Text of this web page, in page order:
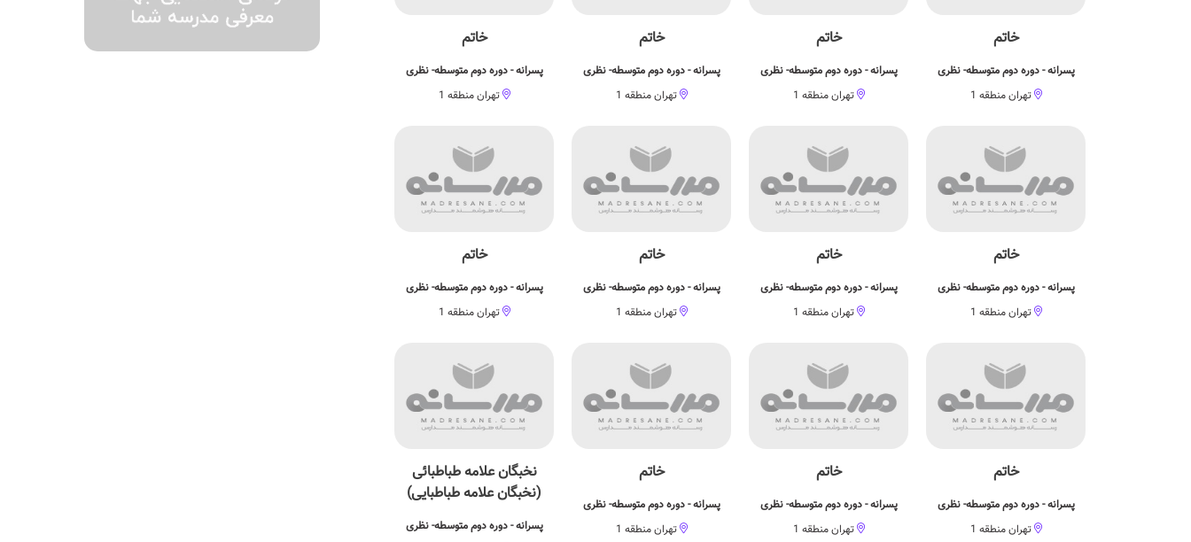
خاتم
پسرانه - دوره دوم متوسطه- نظری
تهران منطقه 1
خاتم
پسرانه - دوره دوم متوسطه- نظری
تهران منطقه 1
خاتم
پسرانه - دوره دوم متوسطه- نظری
تهران منطقه 1
خاتم
پسرانه - دوره دوم متوسطه- نظری
تهران منطقه 1
خاتم
پسرانه - دوره دوم متوسطه- نظری
تهران منطقه 1
خاتم
پسرانه - دوره دوم متوسطه- نظری
تهران منطقه 1
خاتم
پسرانه - دوره دوم متوسطه- نظری
تهران منطقه 1
خاتم
پسرانه - دوره دوم متوسطه- نظری
تهران منطقه 1
خاتم
پسرانه - دوره دوم متوسطه- نظری
تهران منطقه 1
خاتم
پسرانه - دوره دوم متوسطه- نظری
تهران منطقه 1
خاتم
پسرانه - دوره دوم متوسطه- نظری
تهران منطقه 1
نخبگان علامه طباطبائی
(نخبگان علامه طباطبایی)
پسرانه - دوره دوم متوسطه- نظری